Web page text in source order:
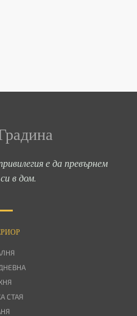
е да превърнем
в дом.
СТАЯ